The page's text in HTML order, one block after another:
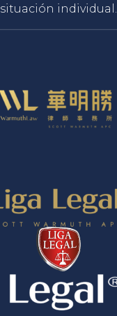
situación individual.